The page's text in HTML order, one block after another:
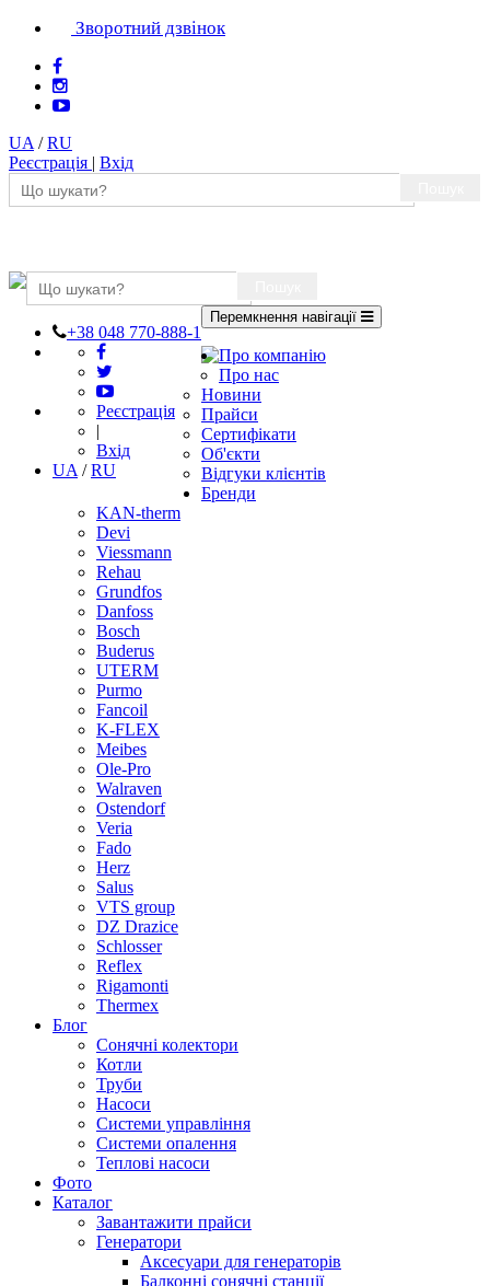
Зворотний дзвінок
UA /RU
Реєстрація | Вхід
+38 048 770-888-1
Реєстрація
|
Вхід
UA /RU
Перемкнення навігації
Про компанію
Про нас
Новини
Прайси
Сертифікати
Об'єкти
Відгуки клієнтів
Бренди
KAN-therm
Devi
Viessmann
Rehau
Grundfos
Danfoss
Bosch
Buderus
UTERM
Purmo
Fancoil
K-FLEX
Meibes
Ole-Pro
Walraven
Ostendorf
Veria
Fado
Herz
Salus
VTS group
DZ Drazice
Schlosser
Reflex
Rigamonti
Thermex
Блог
Сонячні колектори
Котли
Труби
Насоси
Системи управління
Системи опалення
Теплові насоси
Фото
Каталог
Завантажити прайси
Генератори
Аксесуари для генераторів
Балконні сонячні станції